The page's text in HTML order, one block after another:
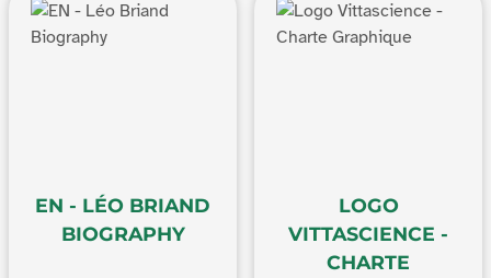
EN - LÉO BRIAND
BIOGRAPHY
LOGO
VITTASCIENCE -
CHARTE